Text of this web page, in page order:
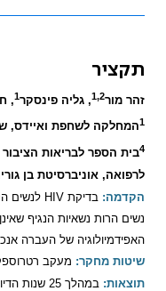
תקציר
זהר מור1,2, גליה פינסקר1
,
1המחלקה לשחפת ואיידס,
4בית הספר לבריאות
לרפואה, אוניברסיטת בן
הקדמה: בדיקתHIV
נשים הרות נשאיות הנגיף
האפידמיולוגיה של העברה
שיטות מחקר: מעקב
תוצאות: